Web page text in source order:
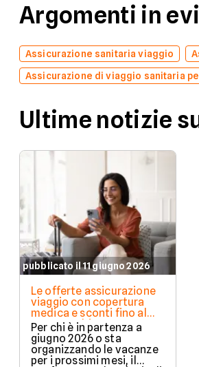
alla compagnia aerea e
alla destinazione.
Argomenti in
Assicurazione sanitaria viaggio
Assicurazione di viaggio sanitaria
Ultime notizie
pubblicato il 11 giugno 2026
Le offerte assicurazione
viaggio con copertura
medica e sconti fino al
20% per chi parte a
giugno 2026
Per chi è in partenza a
giugno 2026 o sta
organizzando le vacanze
per i prossimi mesi, il